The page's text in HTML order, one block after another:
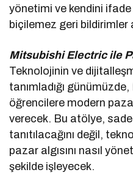
yönetimi ve kendini
biçilemez geri bildirimler
Mitsubishi Electric ile
Teknolojinin ve
tanımladığı
öğrencilere modern
verecek. Bu atölye,
tanıtılacağını değil,
pazar algısını nasıl
şekilde işleyecek.